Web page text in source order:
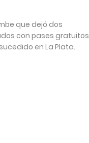
que dejó dos
con pases gratuitos
en La Plata.